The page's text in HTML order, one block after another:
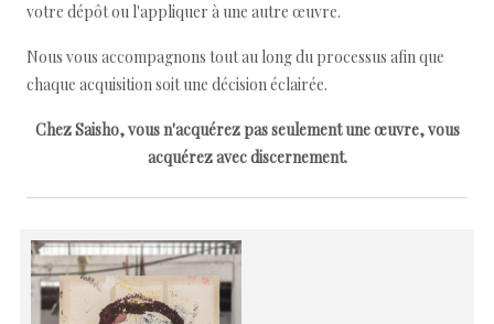
votre dépôt ou l'appliquer à une autre œuvre.
Nous vous accompagnons tout au long du processus afin que
chaque acquisition soit une décision éclairée.
Chez Saisho, vous n'acquérez pas seulement une œuvre, vous
acquérez avec discernement.